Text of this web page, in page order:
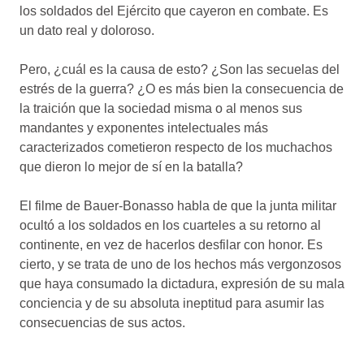
los soldados del Ejército que cayeron en combate. Es
un dato real y doloroso.
Pero, ¿cuál es la causa de esto? ¿Son las secuelas del
estrés de la guerra? ¿O es más bien la consecuencia de
la traición que la sociedad misma o al menos sus
mandantes y exponentes intelectuales más
caracterizados cometieron respecto de los muchachos
que dieron lo mejor de sí en la batalla?
El filme de Bauer-Bonasso habla de que la junta militar
ocultó a los soldados en los cuarteles a su retorno al
continente, en vez de hacerlos desfilar con honor. Es
cierto, y se trata de uno de los hechos más vergonzosos
que haya consumado la dictadura, expresión de su mala
conciencia y de su absoluta ineptitud para asumir las
consecuencias de sus actos.